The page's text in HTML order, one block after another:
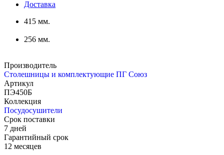
Доставка
415 мм.
256 мм.
Производитель
Столешницы и комплектующие ПГ Союз
Артикул
ПЭ450Б
Коллекция
Посудосушители
Срок поставки
7 дней
Гарантийный срок
12 месяцев